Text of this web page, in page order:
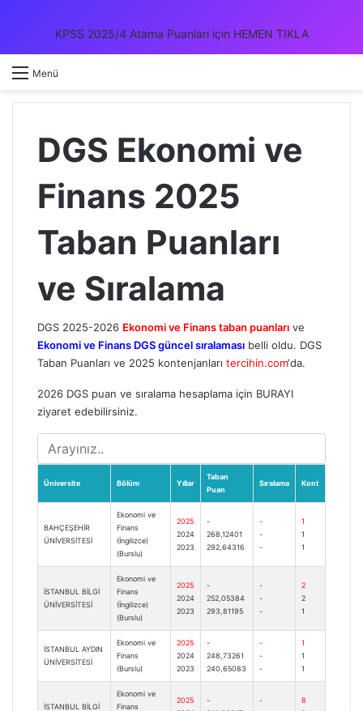
KPSS 2025/4 Atama Puanları için HEMEN TIKLA
Menü
DGS Ekonomi ve
Finans 2025
Taban Puanları
ve Sıralama
DGS 2025-2026 Ekonomi ve Finans taban puanları ve
Ekonomi ve Finans DGS güncel sıralaması belli oldu. DGS
Taban Puanları ve 2025 kontenjanları tercihin.com‘da.
2026 DGS puan ve sıralama hesaplama için BURAYI
ziyaret edebilirsiniz.
Üniversite Bölüm Yıllar
Taban
Puan
Sıralama Kont
BAHÇEŞEHİR
ÜNİVERSİTESİ
Ekonomi ve
Finans
(İngilizce)
(Burslu)
2025
2024
2023
-
268,12401
292,64316
-
-
-
1
1
1
İSTANBUL BİLGİ
ÜNİVERSİTESİ
Ekonomi ve
Finans
(İngilizce)
(Burslu)
2025
2024
2023
-
252,05384
293,81195
-
-
-
2
2
1
İSTANBUL AYDIN
ÜNİVERSİTESİ
Ekonomi ve
Finans
(Burslu)
2025
2024
2023
-
248,73261
240,65083
-
-
-
1
1
1
İSTANBUL BİLGİ
Ekonomi ve
Finans
2025
-
-
8